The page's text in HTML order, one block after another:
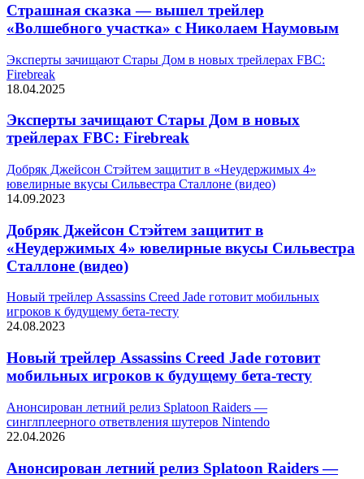
Страшная сказка — вышел трейлер
«Волшебного участка» с Николаем Наумовым
Эксперты зачищают Стары Дом в новых трейлерах FBC:
Firebreak
18.04.2025
Эксперты зачищают Стары Дом в новых
трейлерах FBC: Firebreak
Добряк Джейсон Стэйтем защитит в «Неудержимых 4»
ювелирные вкусы Сильвестра Сталлоне (видео)
14.09.2023
Добряк Джейсон Стэйтем защитит в
«Неудержимых 4» ювелирные вкусы Сильвестра
Сталлоне (видео)
Новый трейлер Assassins Creed Jade готовит мобильных
игроков к будущему бета-тесту
24.08.2023
Новый трейлер Assassins Creed Jade готовит
мобильных игроков к будущему бета-тесту
Анонсирован летний релиз Splatoon Raiders —
синглплеерного ответвления шутеров Nintendo
22.04.2026
Анонсирован летний релиз Splatoon Raiders —